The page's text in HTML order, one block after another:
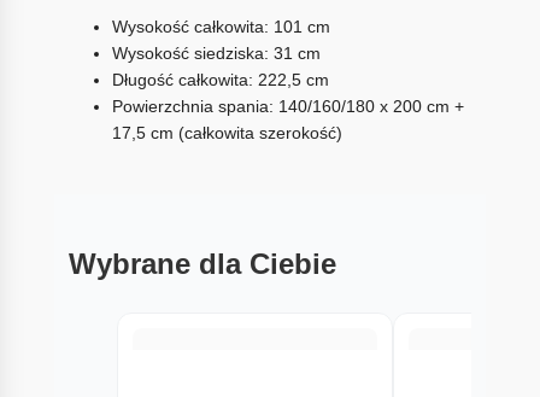
Wysokość całkowita: 101 cm
Wysokość siedziska: 31 cm
Długość całkowita: 222,5 cm
Powierzchnia spania: 140/160/180 x 200 cm +
17,5 cm (całkowita szerokość)
Wybrane dla Ciebie